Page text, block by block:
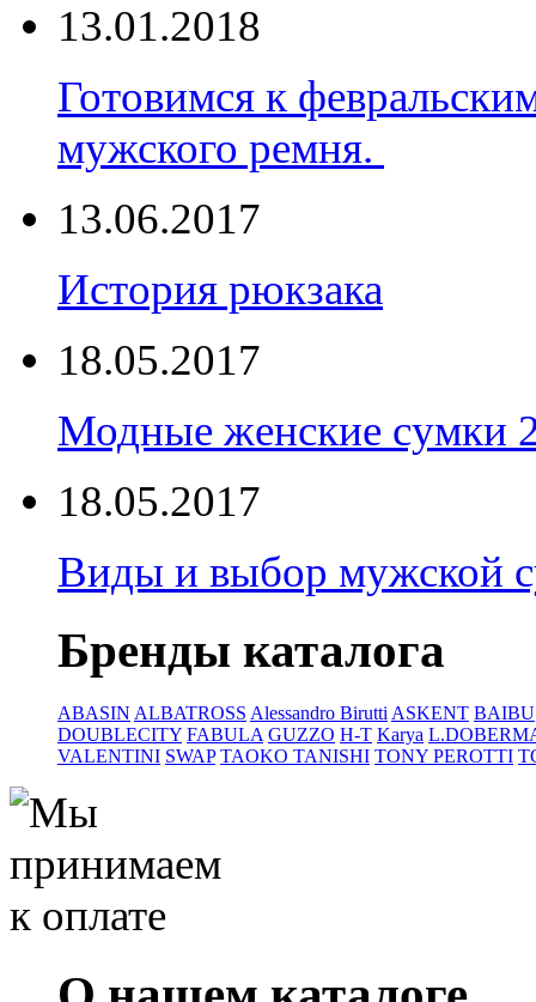
13.01.2018
Готовимся к
мужского ремня.
13.06.2017
История рюкзака
18.05.2017
Модные женские сумки
18.05.2017
Виды и выбор мужской
Бренды каталога
ABASIN ALBATROSS Alessandro Birutti ASKENT BAIBU
DOUBLECITY FABULA GUZZO H-T Karya
VALENTINI SWAP TAOKO TANISHI TONY PEROTTI